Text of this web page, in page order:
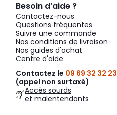
Besoin d’aide ?
Contactez-nous
Questions fréquentes
Suivre une commande
Nos conditions de livraison
Nos guides d'achat
Centre d'aide
Contactez le 09 69 32 32 23
(appel non surtaxé)
Accès sourds
et malentendants